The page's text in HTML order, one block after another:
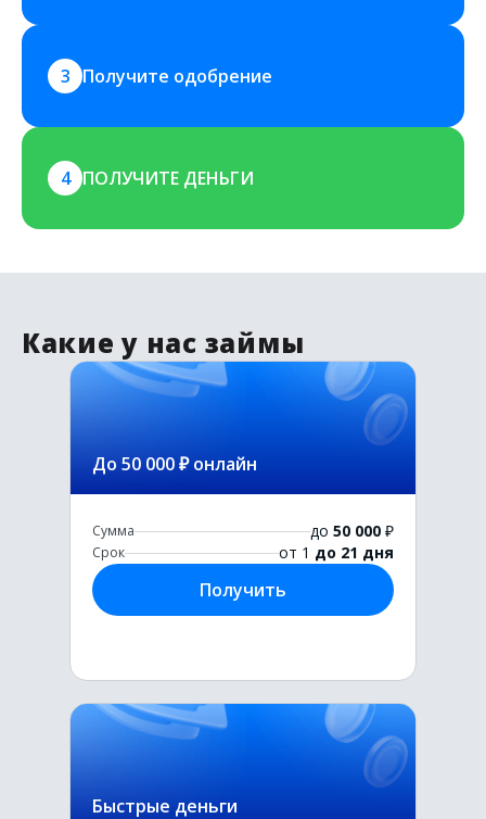
3 Получите одобрение
4 ПОЛУЧИТЕ ДЕНЬГИ
Какие у нас займы
До 50 000 ₽ онлайн
Сумма до 50 000 ₽
Срок от 1 до 21 дня
Получить
Быстрые деньги